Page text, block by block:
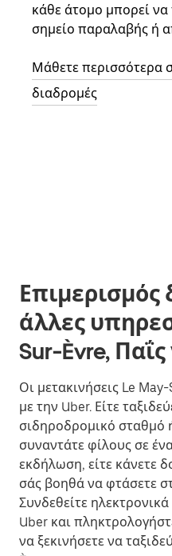
κάθε άτομο μπορεί να
σημείο παραλαβής ή
Μάθετε περισσότερα
διαδρομές
Επιμερισμός
άλλες
Sur-Èvre,
Οι μετακινήσεις Le
με την Uber. Είτε
σιδηροδρομικό σταθμό
συναντάτε φίλους σε
εκδήλωση, είτε κάνετε
σάς βοηθά να φτάσετε
Συνδεθείτε
Uber και
να ξεκινήσετε να